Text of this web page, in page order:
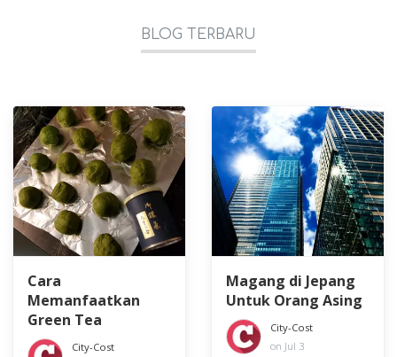
BLOG TERBARU
Cara
Memanfaatkan
Green Tea
City-Cost
Magang di Jepang
Untuk Orang Asing
City-Cost
on Jul 3